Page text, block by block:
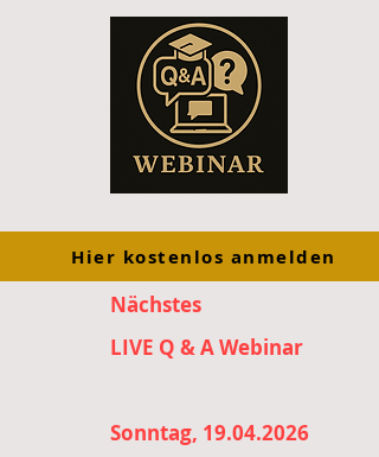
Hier kostenlos anmelden
Nächstes
LIVE Q & A Webinar
Sonntag, 19.04.2026